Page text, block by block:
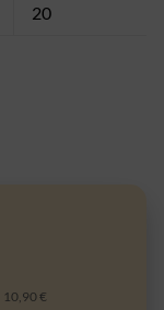
20
10,90 €